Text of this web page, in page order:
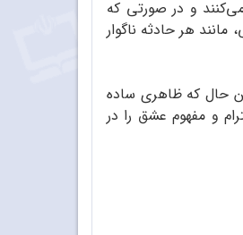
و در صورتی که
هر حادثه ناگوار
حال که ظاهری ساده
و مفهوم عشق را در